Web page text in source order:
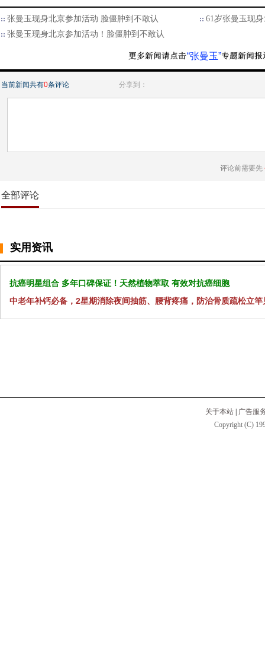
张曼玉现身北京参加活动 脸僵肿到不敢认
61岁张曼玉现
张曼玉现身北京参加活动！脸僵肿到不敢认
“张曼玉”
当前新闻共有0条评论 分享到：
评论前需要先
全部评论
实用资讯
抗癌明星组合 多年口碑保证！天然植物萃取 有效对抗癌细胞
中老年补钙必备，2星期消除夜间抽筋、腰背疼痛，防治骨质疏松立竿
关于本站
广告服
Copyright (C)